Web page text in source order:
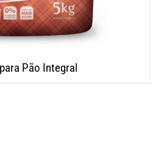
Pão Integral